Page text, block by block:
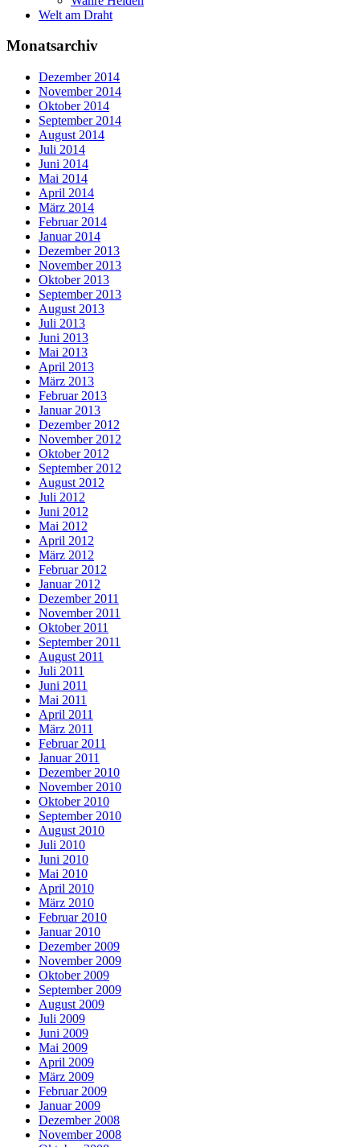
Welt am Draht
Monatsarchiv
Dezember 2014
November 2014
Oktober 2014
September 2014
August 2014
Juli 2014
Juni 2014
Mai 2014
April 2014
März 2014
Februar 2014
Januar 2014
Dezember 2013
November 2013
Oktober 2013
September 2013
August 2013
Juli 2013
Juni 2013
Mai 2013
April 2013
März 2013
Februar 2013
Januar 2013
Dezember 2012
November 2012
Oktober 2012
September 2012
August 2012
Juli 2012
Juni 2012
Mai 2012
April 2012
März 2012
Februar 2012
Januar 2012
Dezember 2011
November 2011
Oktober 2011
September 2011
August 2011
Juli 2011
Juni 2011
Mai 2011
April 2011
März 2011
Februar 2011
Januar 2011
Dezember 2010
November 2010
Oktober 2010
September 2010
August 2010
Juli 2010
Juni 2010
Mai 2010
April 2010
März 2010
Februar 2010
Januar 2010
Dezember 2009
November 2009
Oktober 2009
September 2009
August 2009
Juli 2009
Juni 2009
Mai 2009
April 2009
März 2009
Februar 2009
Januar 2009
Dezember 2008
November 2008